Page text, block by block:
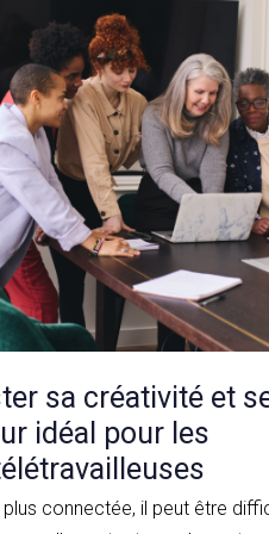
sa créativité et
idéal pour les
connectée, il peut être